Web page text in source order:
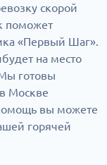
скорой
поможет
«Первый Шаг».
на место
готовы
Москве
вы можете
горячей